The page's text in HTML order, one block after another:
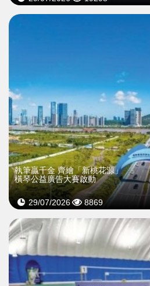
執筆贏千金 齊繪「新桃花源」
橫琴公益廣告大賽啟動
29/07/2026 8869